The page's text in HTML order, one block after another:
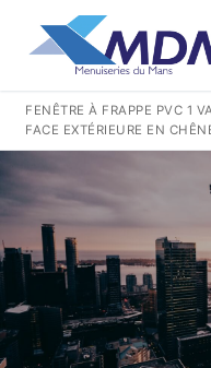
Rechercher :
Rechercher
QUI SOMMES-NOUS ?
FENÊTRE À FRAPPE PVC 1
FACE EXTÉRIEURE EN